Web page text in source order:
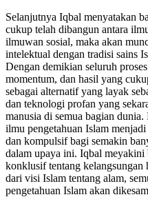
Selanjutnya Iqbal menyatakan
cukup telah dibangun antara
ilmuwan sosial, maka akan
intelektual dengan tradisi sains
Dengan demikian seluruh
momentum, dan hasil yang
sebagai alternatif yang layak
dan teknologi profan yang
manusia di semua bagian
ilmu pengetahuan Islam
dan kompulsif bagi semakin
dalam upaya ini. Iqbal meyakini
konklusif tentang kelangsungan
dari visi Islam tentang alam,
pengetahuan Islam akan